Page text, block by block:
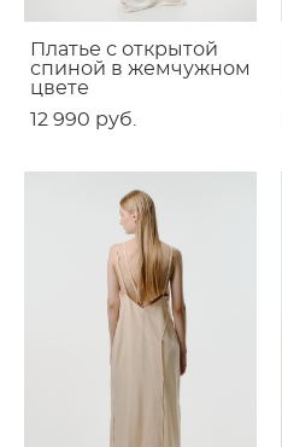
Платье с открытой
спиной в жемчужном
цвете
12 990 pуб.